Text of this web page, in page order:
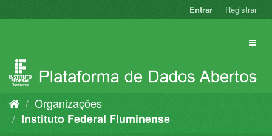
para
Entrar Registrar
Organizações
Instituto Federal Fluminense